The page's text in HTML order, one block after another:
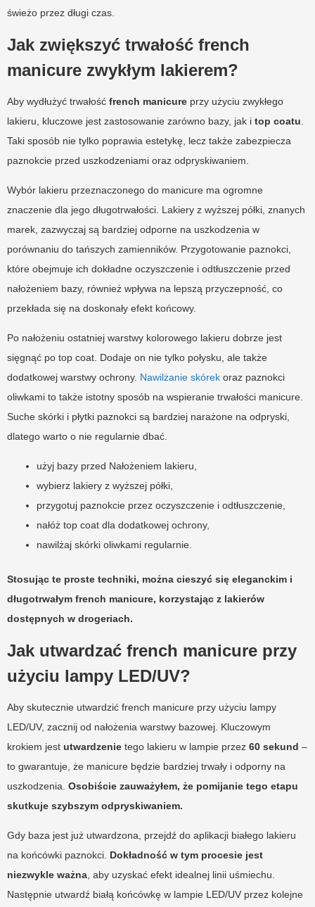
świeżo przez długi czas.
Jak zwiększyć trwałość french
manicure zwykłym lakierem?
Aby wydłużyć trwałość french manicure przy użyciu zwykłego
lakieru, kluczowe jest zastosowanie zarówno bazy, jak i top coatu
Taki sposób nie tylko poprawia estetykę, lecz także zabezpiecza
paznokcie przed uszkodzeniami oraz odpryskiwaniem.
Wybór lakieru przeznaczonego do manicure ma ogromne
znaczenie dla jego długotrwałości. Lakiery z wyższej półki, znanych
marek, zazwyczaj są bardziej odporne na uszkodzenia w
porównaniu do tańszych zamienników. Przygotowanie paznokci,
które obejmuje ich dokładne oczyszczenie i odtłuszczenie przed
nałożeniem bazy, również wpływa na lepszą przyczepność, co
przekłada się na doskonały efekt końcowy.
Po nałożeniu ostatniej warstwy kolorowego lakieru dobrze jest
sięgnąć po top coat. Dodaje on nie tylko połysku, ale także
dodatkowej warstwy ochrony. Nawilżanie skórek oraz paznokci
oliwkami to także istotny sposób na wspieranie trwałości manicure.
Suche skórki i płytki paznokci są bardziej narażone na odpryski,
dlatego warto o nie regularnie dbać.
użyj bazy przed Nałożeniem lakieru,
wybierz lakiery z wyższej półki,
przygotuj paznokcie przez oczyszczenie i odtłuszczenie,
nałóż top coat dla dodatkowej ochrony,
nawilżaj skórki oliwkami regularnie.
Stosując te proste techniki, można cieszyć się eleganckim i
długotrwałym french manicure, korzystając z lakierów
dostępnych w drogeriach.
Jak utwardzać french manicure przy
użyciu lampy LED/UV?
Aby skutecznie utwardzić french manicure przy użyciu lampy
LED/UV, zacznij od nałożenia warstwy bazowej. Kluczowym
krokiem jest utwardzenie tego lakieru w lampie przez 60 sekund –
to gwarantuje, że manicure będzie bardziej trwały i odporny na
uszkodzenia. Osobiście zauważyłem, że pomijanie tego etapu
skutkuje szybszym odpryskiwaniem.
Gdy baza jest już utwardzona, przejdź do aplikacji białego lakieru
na końcówki paznokci. Dokładność w tym procesie jest
niezwykle ważna , aby uzyskać efekt idealnej linii uśmiechu.
Następnie utwardź białą końcówkę w lampie LED/UV przez kolejne